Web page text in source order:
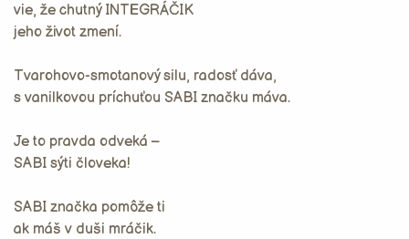
vie, že chutný INTEGRÁČIK
jeho život zmení.
Tvarohovo-smotanový silu, radosť dáva,
s vanilkovou príchuťou SABI značku máva.
Je to pravda odveká –
SABI sýti človeka!
SABI značka pomôže ti
ak máš v duši mráčik.